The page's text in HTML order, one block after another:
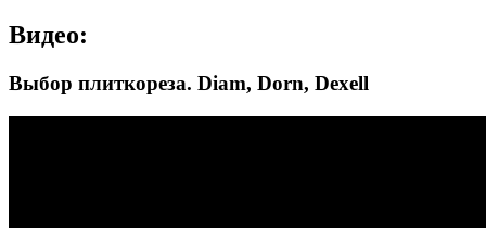
Видео:
Выбор плиткореза. Diam, Dorn, Dexell